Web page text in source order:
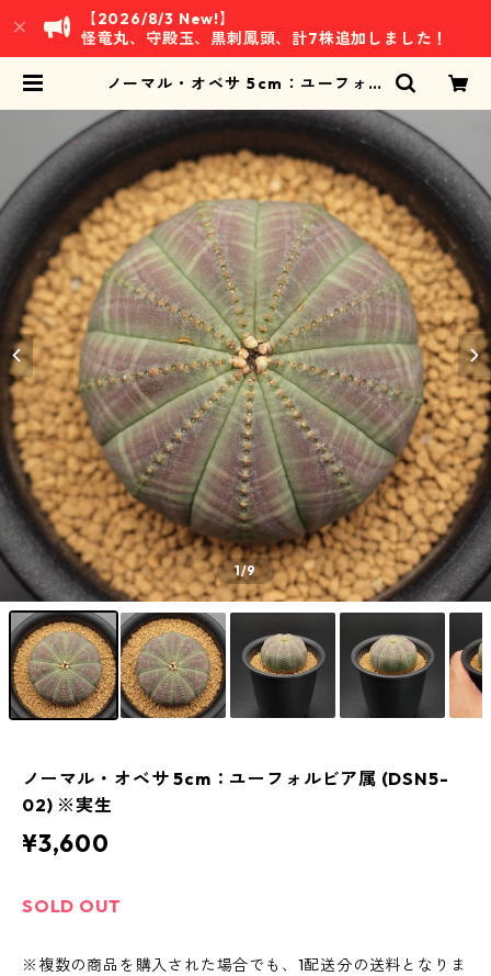
【2026/8/3 New!】
怪竜丸、守殿玉、黒刺鳳頭、計7株追加しました！
ノーマル・オベサ 5cm：ユーフォル
AN RYOKU
1/9
ノーマル・オベサ 5cm：ユーフォルビア属 (DSN5-
02) ※実生
¥3,600
SOLD OUT
※複数の商品を購入された場合でも、1配送分の送料となりま